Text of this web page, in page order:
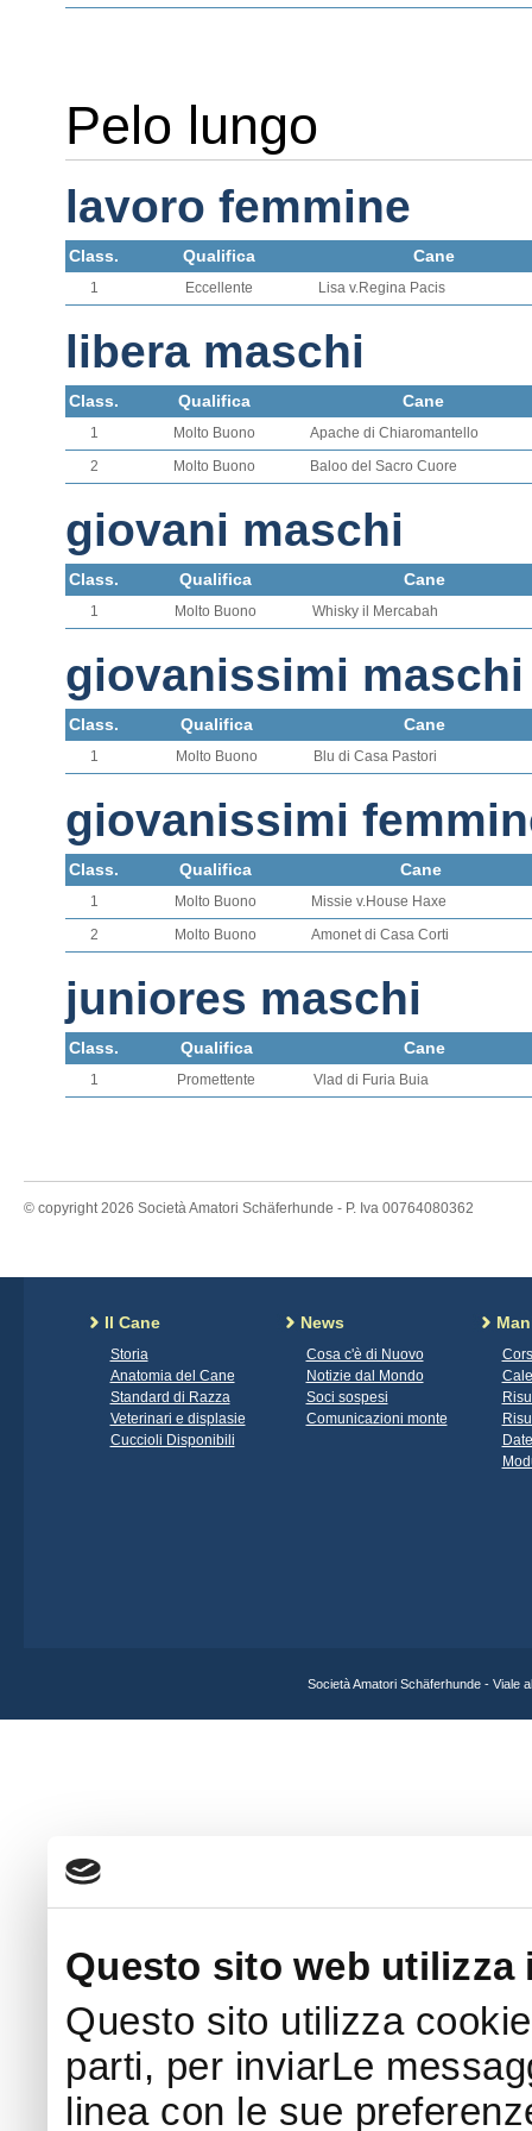
Questo sito web utilizza
Questo sito utilizza
parti, per inviarLe
linea con le sue
Pelo lungo
lavoro femmine
Class. Qualifica Cane
1 Eccellente Lisa v.Regina Pacis
libera maschi
Class. Qualifica Cane
1 Molto Buono
Apache di Chiaromantello
2
Molto Buono Baloo del Sacro Cuore
giovani maschi
Class. Qualifica Cane
1 Molto Buono Whisky il Mercabah
giovanissimi maschi
Class. Qualifica Cane
1 Molto Buono Blu di Casa Pastori
giovanissimi
Class. Qualifica Cane
1 Molto Buono
Missie v.House Haxe
2
Molto Buono Amonet di Casa Corti
juniores maschi
Class. Qualifica Cane
1 Promettente Vlad di Furia Buia
© copyright 2026 Società Amatori Schäferhunde - P. Iva 00764080362
Il Cane
Storia
Anatomia del Cane
Standard di Razza
Veterinari e displasie
Cuccioli Disponibili
News
Cosa c'è di Nuovo
Notizie dal Mondo
Soci sospesi
Comunicazioni monte
Società Amatori Schäferhunde - Viale